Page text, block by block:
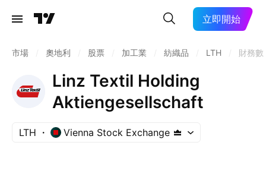
立即開始
市場 奧地利 股票 加工業 紡織品 LTH 財務數
Linz Textil Holding
Aktiengesellschaft
LTH Vienna Stock Exchange